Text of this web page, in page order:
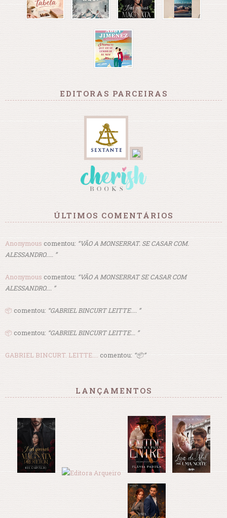
EDITORAS PARCEIRAS
ÚLTIMOS COMENTÁRIOS
Anonymous comentou: “VÃO A MONSERRAT. SE CASAR COM.
ALESSANDRO..... ”
Anonymous comentou: “VÃO A MONSERRAT SE CASAR COM
ALESSANDRO.... ”
📦 comentou: “GABRIEL BINCURT LEITTE.... ”
📦 comentou: “GABRIEL BINCURT LEITTE... ”
GABRIEL BINCURT. LEITTE.... comentou: “📦”
LANÇAMENTOS